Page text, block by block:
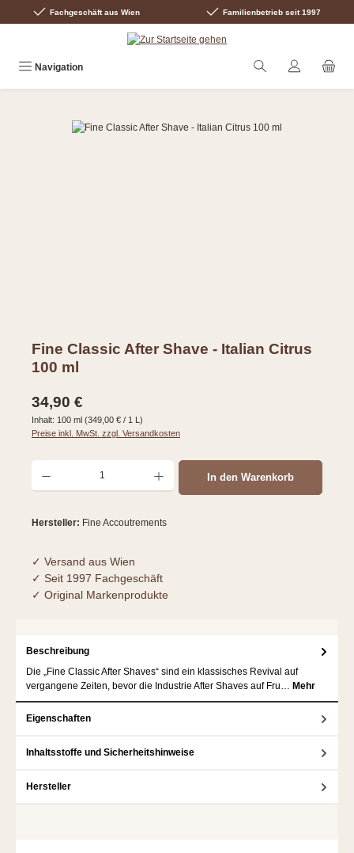
Zum Hauptinhalt springen
Fachgeschäft aus Wien Familienbetrieb seit 1997
Navigation
Fine Classic After Shave - Italian Citrus
100 ml
Regulärer Preis:
34,90 €
Inhalt: 100 ml (349,00 € / 1 L)
Preise inkl. MwSt. zzgl. Versandkosten
Produkt Anzahl: Gib den gewünschten Wert ein oder benutze die Schaltflächen um
In den Warenkorb
Hersteller: Fine Accoutrements
✓ Versand aus Wien
✓ Seit 1997 Fachgeschäft
✓ Original Markenprodukte
Beschreibung
Die „Fine Classic After Shaves“ sind ein klassisches Revival auf
vergangene Zeiten, bevor die Industrie After Shaves auf Fru… Mehr
Eigenschaften
Inhaltsstoffe und Sicherheitshinweise
Hersteller